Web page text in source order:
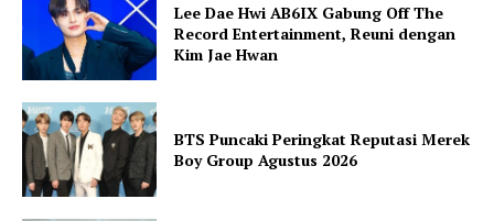
Lee Dae Hwi AB6IX Gabung Off The
Record Entertainment, Reuni dengan
Kim Jae Hwan
BTS Puncaki Peringkat Reputasi Merek
Boy Group Agustus 2026